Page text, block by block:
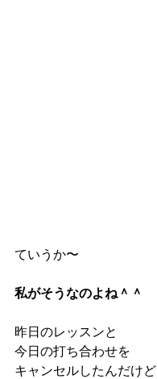
ていうか〜
私がそうなのよね＾＾
昨日のレッスンと
今日の打ち合わせを
キャンセルしたんだけど